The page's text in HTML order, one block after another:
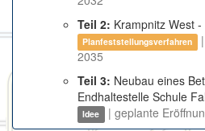
Teil 2: Krampnitz West
Planfeststellungsverfahren
2035
Teil 3: Neubau eines
Endhaltestelle Schule
Idee | geplante